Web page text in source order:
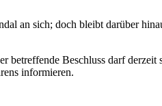
an sich; doch bleibt darüber
betreffende Beschluss darf derzeit
informieren.